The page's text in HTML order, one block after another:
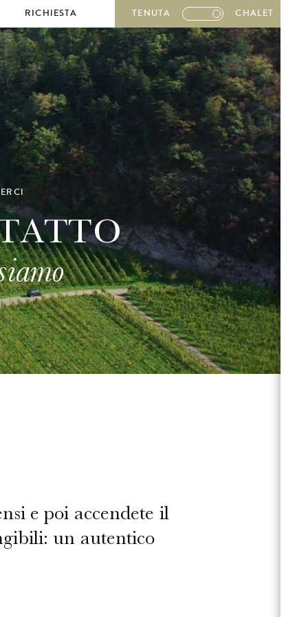
RICHIESTA TENUTA CHALET
e poi accendete il
un autentico